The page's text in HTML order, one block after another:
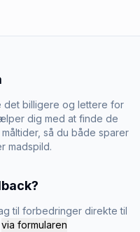
det billigere og lettere for
dig med at finde de
så du både sparer
madspild.
til forbedringer direkte til
via formularen